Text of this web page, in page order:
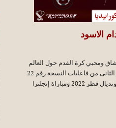
الاسود
ومحبي كرة القدم حول العالم
نحو دولة قطر، حيث اليوم الثانى من فاعليات النسخة رقم 22
من بطولة كأس العالم.. مونديال قطر 2022 ومباراة إنجلترا